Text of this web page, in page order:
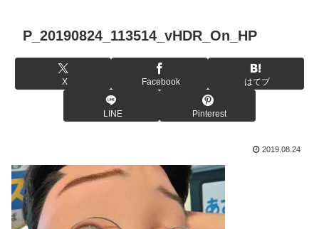
P_20190824_113514_vHDR_On_HP
X Facebook はてブ
LINE Pinterest
2019.08.24